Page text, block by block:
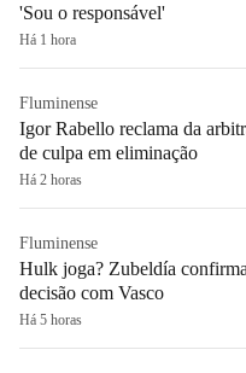
'Sou o responsável'
Há 1 hora
Fluminense
Igor Rabello reclama da
de culpa em eliminação
Há 2 horas
Fluminense
Hulk joga? Zubeldía
decisão com Vasco
Há 5 horas